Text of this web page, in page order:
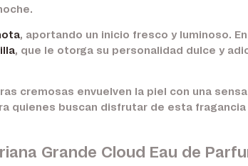
, aportando un inicio fresco y luminoso.
, que le otorga su personalidad dulce y
cremosas envuelven la piel con una
quienes buscan disfrutar de esta
Grande Cloud Eau de